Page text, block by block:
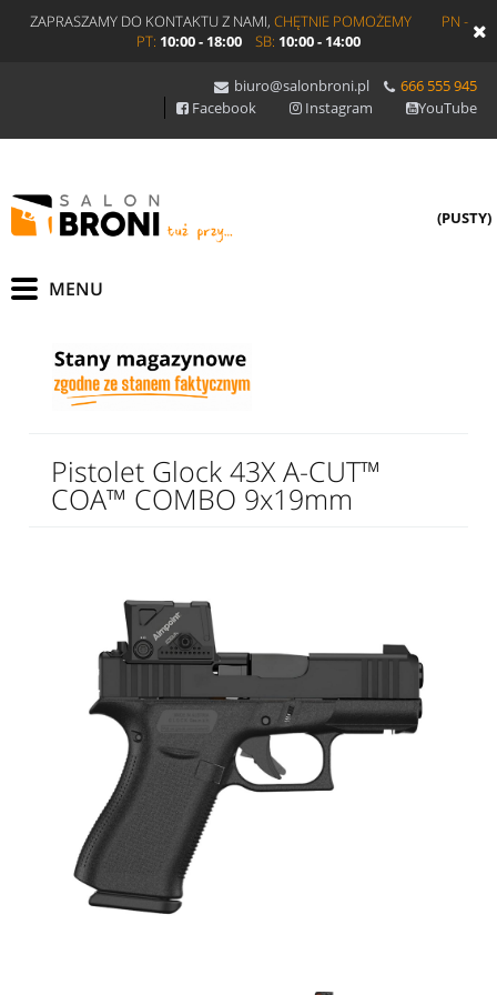
ZAPRASZAMY DO KONTAKTU Z NAMI, CHĘTNIE POMOŻEMY
PN -
PT: 10:00 - 18:00 SB: 10:00 - 14:00
biuro@salonbroni.pl
666 555 945
Facebook
Instagram YouTube
(PUSTY)
Pistolet Glock 43X A-CUT™
COA™ COMBO 9x19mm